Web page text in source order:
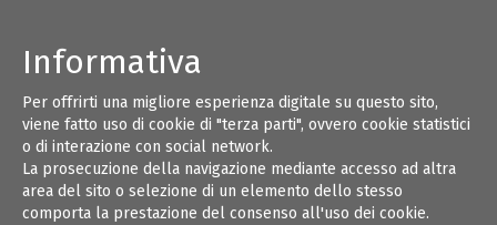
Informativa
Per offrirti una migliore esperienza digitale su questo sito,
viene fatto uso di cookie di "terza parti", ovvero cookie statistici
o di interazione con social network.
La prosecuzione della navigazione mediante accesso ad altra
area del sito o selezione di un elemento dello stesso
comporta la prestazione del consenso all'uso dei cookie.
03
AGO 20
Gli Uffici dell'Ordine degli Ingegneri della
Provincia di Brindisi resteranno chiusi durante
il periodo estivo dal 3 al 31 Agosto 2020